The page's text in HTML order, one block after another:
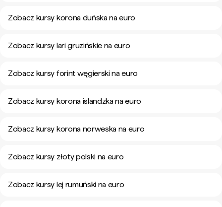
Zobacz kursy korona duńska na euro
Zobacz kursy lari gruzińskie na euro
Zobacz kursy forint węgierski na euro
Zobacz kursy korona islandzka na euro
Zobacz kursy korona norweska na euro
Zobacz kursy złoty polski na euro
Zobacz kursy lej rumuński na euro